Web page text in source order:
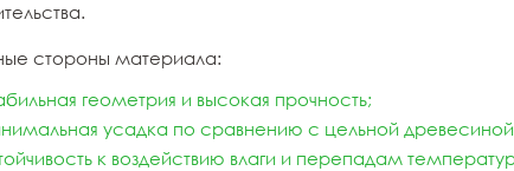
стороны материала:
геометрия и высокая прочность;
усадка по сравнению с цельной
к воздействию влаги и перепадам